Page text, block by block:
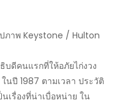
ปภาพ Keystone / Hulton
บดีคนแรกที่ให้อภัยไก่งวง
นปี 1987 ตามเวลา ประวัติ
เรื่องที่น่าเบื่อหน่าย ใน